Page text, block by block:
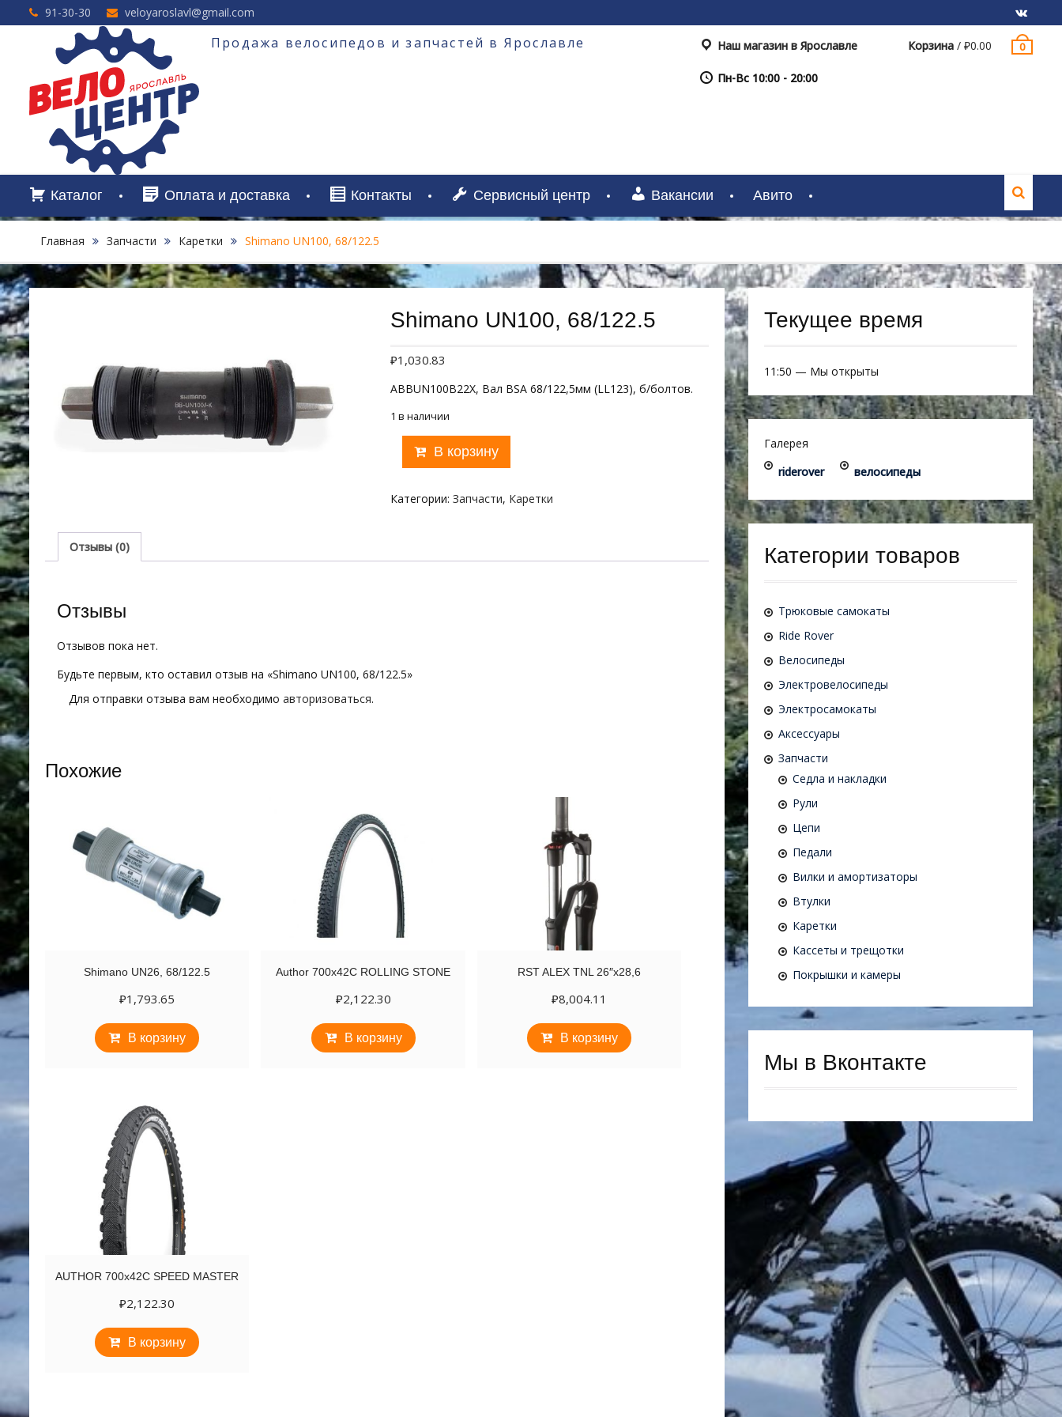
Перейти
к
91-30-30 veloyaroslavl@gmail.com
VK
Продажа велосипедов и запчастей в Ярославле Корзина / ₽0.00 0
Наш магазин в Ярославле
Пн-Вс 10:00 - 20:00
Каталог Оплата и доставка Контакты Сервисный центр Вакансии Авито
Главная Запчасти Каретки Shimano UN100, 68/122.5
Shimano UN100, 68/122.5
₽1,030.83
ABBUN100B22X, Вал BSA 68/122,5мм (LL123), б/болтов.
1 в наличии
Количество
товара
UN100,
68/122.5
В корзину
Категории: Запчасти, Каретки
Отзывы (0)
Отзывы
Отзывов пока нет.
Будьте первым, кто оставил отзыв на «Shimano UN100, 68/122.5»
Для отправки отзыва вам необходимо авторизоваться.
Похожие
Shimano UN26, 68/122.5
₽1,793.65
В корзину
Author 700х42С ROLLING STONE
₽2,122.30
В корзину
RST ALEX TNL 26″х28,6
₽8,004.11
В корзину
AUTHOR 700х42C SPEED MASTER
₽2,122.30
В корзину
Текущее время
11:50 — Мы открыты
Галерея
riderover
велосипеды
Категории товаров
Трюковые самокаты
Ride Rover
Велосипеды
Электровелосипеды
Электросамокаты
Аксессуары
Запчасти
Седла и накладки
Рули
Цепи
Педали
Вилки и амортизаторы
Втулки
Каретки
Кассеты и трещотки
Покрышки и камеры
Мы в Вконтакте